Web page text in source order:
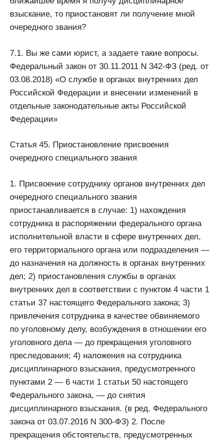
взыскание, то приостановят ли получение мной
очередного звания?
7.1. Вы же сами юрист, а задаете такие вопросы.
Федеральный закон от 30.11.2011 N 342-ФЗ (ред. от
03.08.2018) «О службе в органах внутренних дел
Российской Федерации и внесении изменений в
отдельные законодательные акты Российской
Федерации»
Статья 45. Приостановление присвоения
очередного специального звания
1. Присвоение сотруднику органов внутренних дел
очередного специального звания
приостанавливается в случае: 1) нахождения
сотрудника в распоряжении федерального органа
исполнительной власти в сфере внутренних дел,
его территориального органа или подразделения —
до назначения на должность в органах внутренних
дел; 2) приостановления службы в органах
внутренних дел в соответствии с пунктом 4 части 1
статьи 37 настоящего Федерального закона; 3)
привлечения сотрудника в качестве обвиняемого
по уголовному делу, возбуждения в отношении его
уголовного дела — до прекращения уголовного
преследования; 4) наложения на сотрудника
дисциплинарного взыскания, предусмотренного
пунктами 2 — 6 части 1 статьи 50 настоящего
Федерального закона, — до снятия
дисциплинарного взыскания. (в ред. Федерального
закона от 03.07.2016 N 300-ФЗ) 2. После
прекращения обстоятельств, предусмотренных